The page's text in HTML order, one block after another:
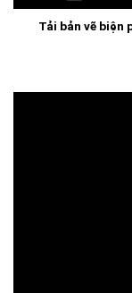
Tải bản vẽ biện